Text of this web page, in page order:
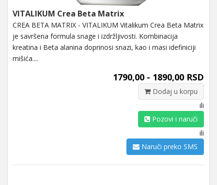
VITALIKUM Crea Beta Matrix
CREA BETA MATRIX - VITALIKUM Vitalikum Crea Beta Matrix
je savršena formula snage i izdržljivosti. Kombinacija
kreatina i Beta alanina doprinosi snazi, kao i masi idefiniciji
mišića....
1790,00 - 1890,00 RSD
Dodaj u korpu
ili
Pozovi i naruči
ili
Naruči preko SMS